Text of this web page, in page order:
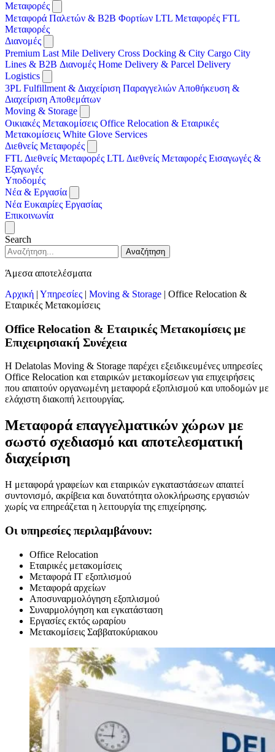
Μεταφορές
Μεταφορά Παλετών & B2B Φορτίων LTL Μεταφορές FTL
Μεταφορές
Διανομές
Premium Last Mile Delivery Cross Docking & City Cargo City
Lines & B2B Διανομές Home Delivery & Parcel Delivery
Logistics
3PL Fulfillment & Διαχείριση Παραγγελιών Αποθήκευση &
Διαχείριση Αποθεμάτων
Moving & Storage
Οικιακές Μετακομίσεις Office Relocation & Εταιρικές
Μετακομίσεις White Glove Services
Διεθνείς Μεταφορές
FTL Διεθνείς Μεταφορές LTL Διεθνείς Μεταφορές Εισαγωγές &
Εξαγωγές
Υποδομές
Νέα & Εργασία
Νέα Ευκαιρίες Εργασίας
Επικοινωνία
Search
Αναζήτηση
Άμεσα αποτελέσματα
Αρχική | Υπηρεσίες | Moving & Storage | Office Relocation &
Εταιρικές Μετακομίσεις
Office Relocation & Εταιρικές Μετακομίσεις με
Επιχειρησιακή Συνέχεια
Η Delatolas Moving & Storage παρέχει εξειδικευμένες υπηρεσίες
Office Relocation και εταιρικών μετακομίσεων για επιχειρήσεις
που απαιτούν οργανωμένη μεταφορά εξοπλισμού και υποδομών με
ελάχιστη διακοπή λειτουργίας.
Μεταφορά επαγγελματικών χώρων με
σωστό σχεδιασμό και αποτελεσματική
διαχείριση
Η μεταφορά γραφείων και εταιρικών εγκαταστάσεων απαιτεί
συντονισμό, ακρίβεια και δυνατότητα ολοκλήρωσης εργασιών
χωρίς να επηρεάζεται η λειτουργία της επιχείρησης.
Οι υπηρεσίες περιλαμβάνουν:
Office Relocation
Εταιρικές μετακομίσεις
Μεταφορά IT εξοπλισμού
Μεταφορά αρχείων
Αποσυναρμολόγηση εξοπλισμού
Συναρμολόγηση και εγκατάσταση
Εργασίες εκτός ωραρίου
Μετακομίσεις Σαββατοκύριακου